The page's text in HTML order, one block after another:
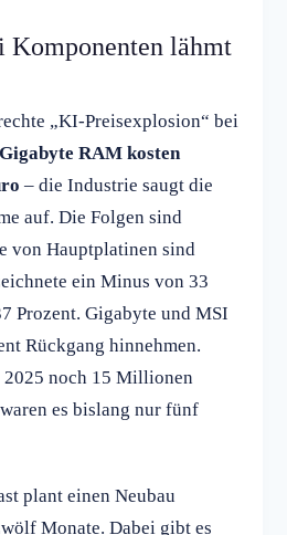
Komponenten lähmt
„KI-Preisexplosion“ bei
RAM kosten
– die Industrie saugt die
auf. Die Folgen sind
von Hauptplatinen sind
ein Minus von 33
Prozent. Gigabyte und MSI
Rückgang hinnehmen.
noch 15 Millionen
es bislang nur fünf
plant einen Neubau
Monate. Dabei gibt es